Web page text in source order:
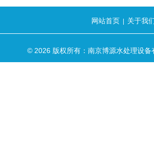
网站首页 关于我
© 2026 版权所有：南京博源水处理设